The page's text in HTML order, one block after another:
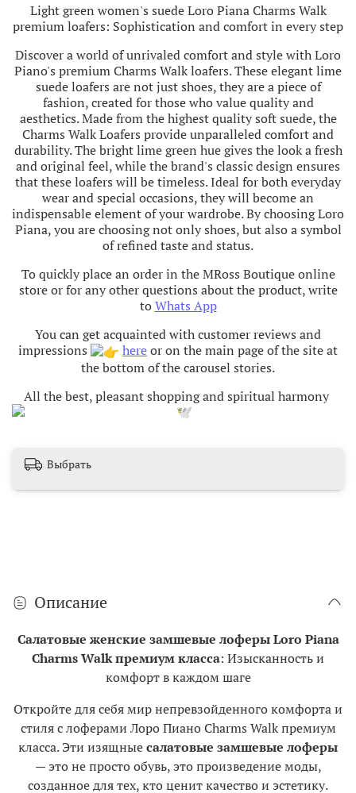
Light green women's suede Loro Piana Charms Walk
premium loafers: Sophistication and comfort in every step
Discover a world of unrivaled comfort and style with Loro
Piano's premium Charms Walk loafers. These elegant lime
suede loafers are not just shoes, they are a piece of
fashion, created for those who value quality and
aesthetics. Made from the highest quality soft suede, the
Charms Walk Loafers provide unparalleled comfort and
durability. The bright lime green hue gives the look a fresh
and original feel, while the brand's classic design ensures
that these loafers will be timeless. Ideal for both everyday
wear and special occasions, they will become an
indispensable element of your wardrobe. By choosing Loro
Piana, you are choosing not only shoes, but also a symbol
of refined taste and status.
To quickly place an order in the MRoss Boutique online
store or for any other questions about the product, write
to Whats App
You can get acquainted with customer reviews and
impressions
hereor on the main page of the site at
the bottom of the carousel stories.
All the best, pleasant shopping and spiritual harmony
Выбрать
Описание
Салатовые женские замшевые лоферы Loro Piana
Charms Walk премиум класса: Изысканность и
комфорт в каждом шаге
Откройте для себя мир непревзойденного комфорта и
стиля с лоферами Лоро Пиано Charms Walk премиум
класса. Эти изящныесалатовые замшевые лоферы
— это не просто обувь, это произведение моды,
созданное для тех, кто ценит качество и эстетику.